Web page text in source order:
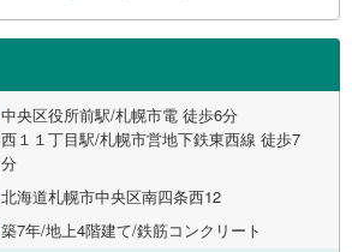
中央区役所前駅/札幌市電 徒歩6分
西１１丁目駅/札幌市営地下鉄東西線 徒歩7
分
北海道札幌市中央区南四条西12
築7年/地上4階建て/鉄筋コンクリート